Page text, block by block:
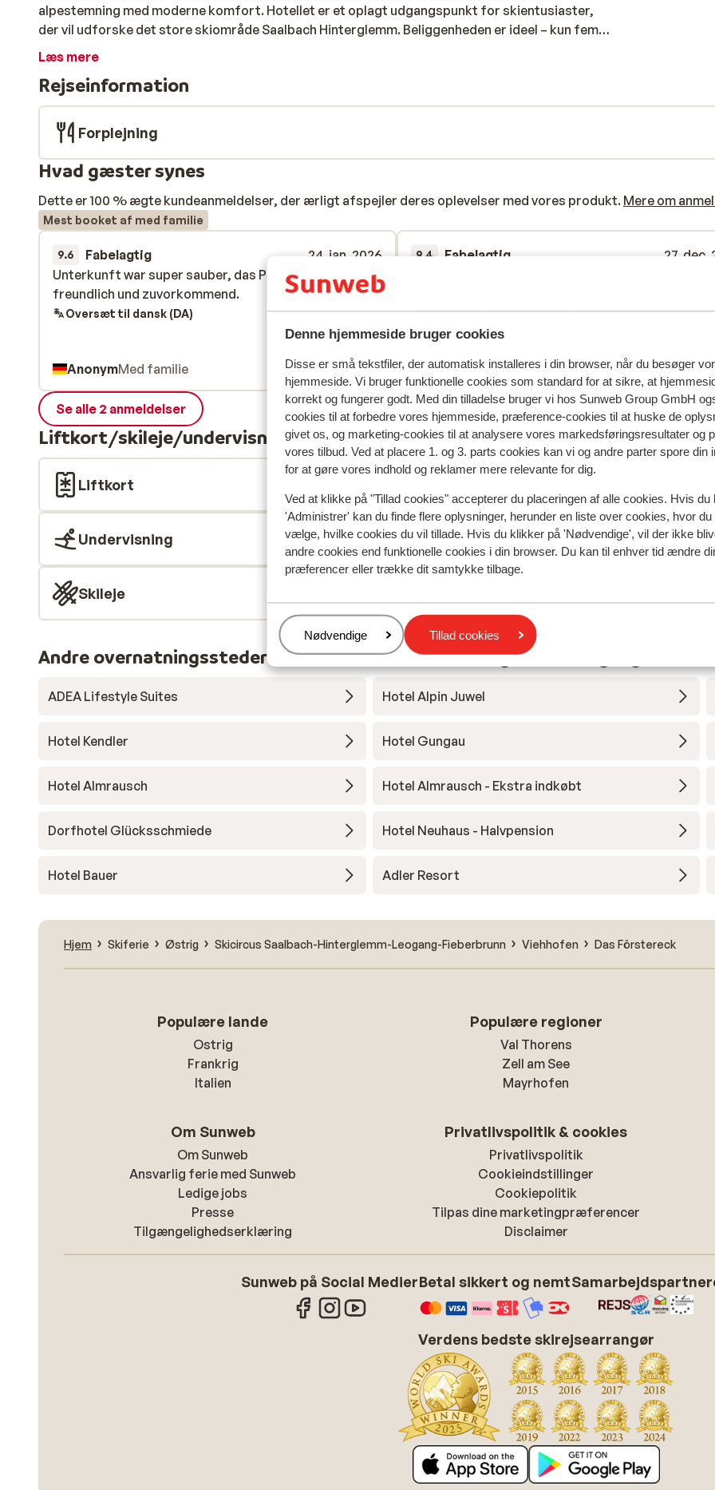
Denne hjemmeside bruger cookies
Disse er små tekstfiler, der automatisk installeres i din browser, når du besøger
hjemmeside. Vi bruger funktionelle cookies som standard for at sikre, at
korrekt og fungerer godt. Med din tilladelse bruger vi hos Sunweb Group GmbH
cookies til at forbedre vores hjemmeside, præference-cookies til at huske de
givet os, og marketing-cookies til at analysere vores markedsføringsresultater og
vores tilbud. Ved at placere 1. og 3. parts cookies kan vi og andre parter spore din
for at gøre vores indhold og reklamer mere relevante for dig.
Ved at klikke på "Tillad cookies" accepterer du placeringen af alle cookies. Hvis du
'Administrer' kan du finde flere oplysninger, herunder en liste over cookies, hvor
vælge, hvilke cookies du vil tillade. Hvis du klikker på 'Nødvendige', vil der ikke
andre cookies end funktionelle cookies i din browser. Du kan til enhver tid ændre
præferencer eller trække dit samtykke tilbage.
Administrer
Nødvendige Tillad cookies
alpestemning med moderne komfort. Hotellet er et oplagt udgangspunkt for skientusiaster,
der vil udforske det store skiområde Saalbach Hinterglemm. Beliggenheden er ideel – kun fem
minutters gang fra zellamseeXpress-liften, som hurtigt tager dig direkte op i terrænet. Det
trædetaljer og behagelige senge. Den rolige farvepalette og brugen af naturlige materialer
skaber en afslappet og hyggelig stemning. Efter en dag på pisterne kan du slappe af i
wellnessområdet med sauna, dampbad og afslapningsrum. Der er også parkering og
ladestation til elbil.
Læs mere
Rejseinformation
Forplejning
Hvad gæster synes
Dette er 100 % ægte kundeanmeldelser, der ærligt afspejler deres oplevelser med vores produkt. Mere om
Mest booket af med familie
9.6 Fabelagtig
24. jan. 2026
Unterkunft war super sauber, das Personal sehr
freundlich und zuvorkommend.
Unterkunft war super sauber, das Personal sehr
freundlich und zuvorkommend.
Oversæt til dansk (DA)
AnonymMed familie
9.4 Fabelagtig
27. dec.
waren geregeld en lagen al klaar in het hotel.
aanrader
waren geregeld en lagen al klaar in het hotel.
aanrader
Jens NibberingVenner
Se alle 2 anmeldelser
Liftkort/skileje/undervisning
Liftkort
Undervisning
Skileje
Andre overnatningssteder i Skicircus Saalbach-Hinterglemm-Leogang-
ADEA Lifestyle Suites Hotel Alpin Juwel
Hotel Kendler Hotel Gungau
Hotel Almrausch Hotel Almrausch - Ekstra indkøbt
Dorfhotel Glücksschmiede Hotel Neuhaus - Halvpension
Hotel Bauer Adler Resort
Hjem Skiferie Østrig Skicircus Saalbach-Hinterglemm-Leogang-Fieberbrunn Viehhofen Das Förstereck
Populære lande
Ostrig
Frankrig
Italien
Populære regioner
Val Thorens
Zell am See
Mayrhofen
Om Sunweb
Om Sunweb
Ansvarlig ferie med Sunweb
Ledige jobs
Presse
Tilgængelighedserklæring
Privatlivspolitik & cookies
Privatlivspolitik
Cookieindstillinger
Cookiepolitik
Tilpas dine marketingpræferencer
Disclaimer
Sunweb på Social MedierBetal sikkert og nemt
Verdens bedste skirejsearrangør